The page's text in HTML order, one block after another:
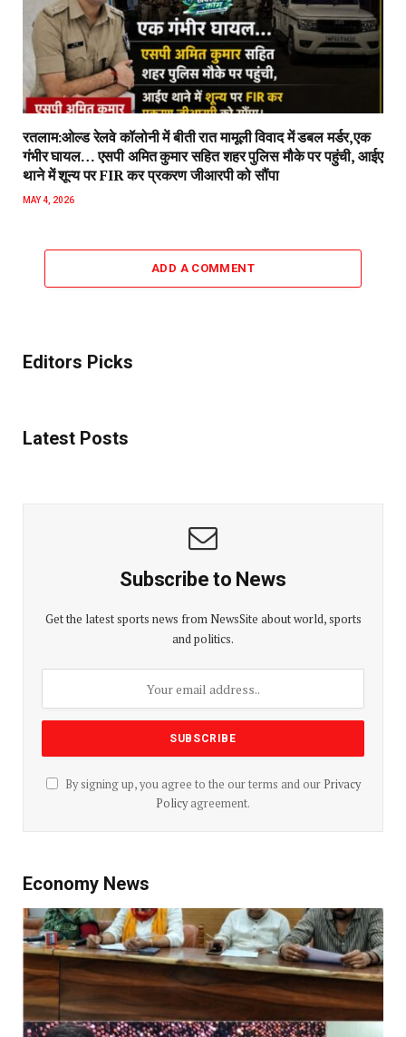
रतलाम:ओल्ड रेलवे कॉलोनी में बीती रात मामूली विवाद में डबल मर्डर,एक
गंभीर घायल… एसपी अमित कुमार सहित शहर पुलिस मौके पर पहुंची, आईए
थाने में शून्य पर FIR कर प्रकरण जीआरपी को सौंपा
MAY 4, 2026
ADD A COMMENT
Editors Picks
Latest Posts
Subscribe to News
Get the latest sports news from NewsSite about world, sports
and politics.
By signing up, you agree to the our terms and our Privacy
Policyagreement.
Economy News